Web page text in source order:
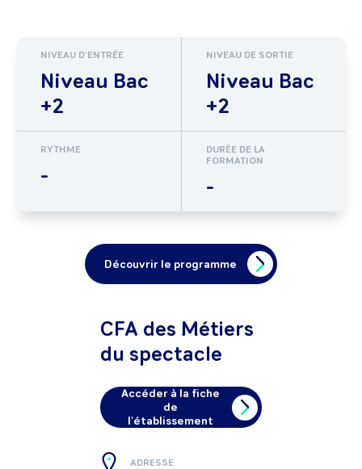
NIVEAU D'ENTRÉE
Niveau Bac
+2
NIVEAU DE SORTIE
Niveau Bac
+2
RYTHME
-
DURÉE DE LA
FORMATION
-
Découvrir le programme
CFA des Métiers
du spectacle
Accéder à la fiche
de
l'établissement
ADRESSE